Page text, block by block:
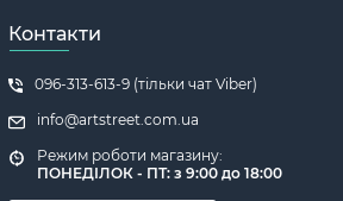
Контакти
096-313-613-9 (тільки чат Viber)
info@artstreet.com.ua
Режим роботи магазину:
ПОНЕДІЛОК - ПТ: з 9:00 до 18:00